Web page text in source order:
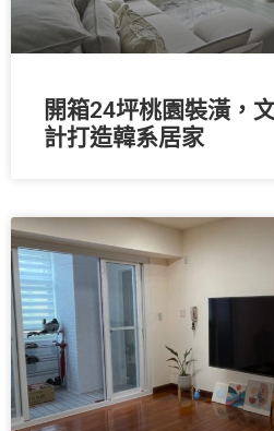
開箱24坪桃園裝潢，
計打造韓系居家